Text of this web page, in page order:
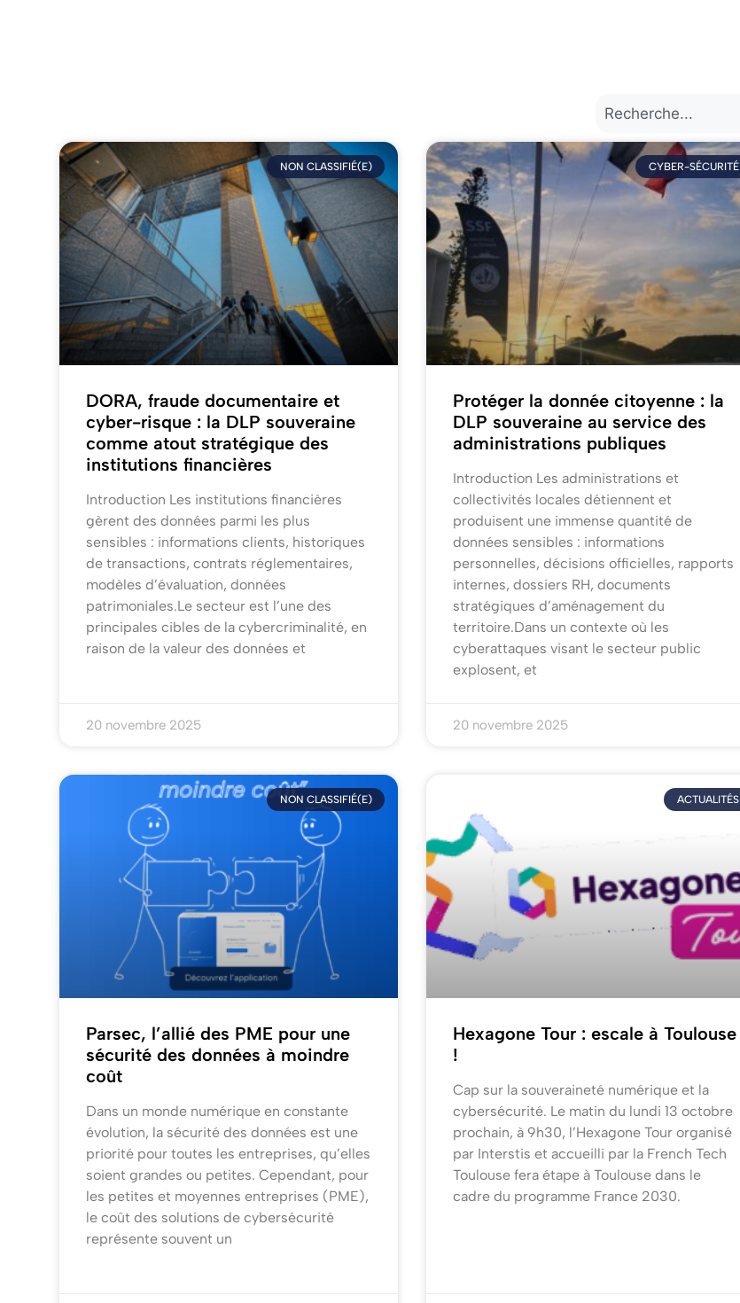
NON CLASSIFIÉ(E)
DORA, fraude documentaire et
cyber-risque : la DLP souveraine
comme atout stratégique des
institutions financières
Introduction Les institutions financières
gèrent des données parmi les plus
sensibles : informations clients, historiques
de transactions, contrats réglementaires,
modèles d’évaluation, données
patrimoniales.Le secteur est l’une des
principales cibles de la cybercriminalité, en
raison de la valeur des données et
20 novembre 2025
CYBER-SÉCURITÉ
Protéger la donnée citoyenne : la
DLP souveraine au service des
administrations publiques
Introduction Les administrations et
collectivités locales détiennent et
produisent une immense quantité de
données sensibles : informations
personnelles, décisions officielles, rapports
internes, dossiers RH, documents
stratégiques d’aménagement du
territoire.Dans un contexte où les
cyberattaques visant le secteur public
explosent, et
20 novembre 2025
NON CLASSIFIÉ(E)
Parsec, l’allié des PME pour une
sécurité des données à moindre
coût
Dans un monde numérique en constante
évolution, la sécurité des données est une
priorité pour toutes les entreprises, qu’elles
soient grandes ou petites. Cependant, pour
les petites et moyennes entreprises (PME),
le coût des solutions de cybersécurité
représente souvent un
ACTUALITÉS
Hexagone Tour : escale à Toulouse
!
Cap sur la souveraineté numérique et la
cybersécurité. Le matin du lundi 13 octobre
prochain, à 9h30, l’Hexagone Tour organisé
par Interstis et accueilli par la French Tech
Toulouse fera étape à Toulouse dans le
cadre du programme France 2030.